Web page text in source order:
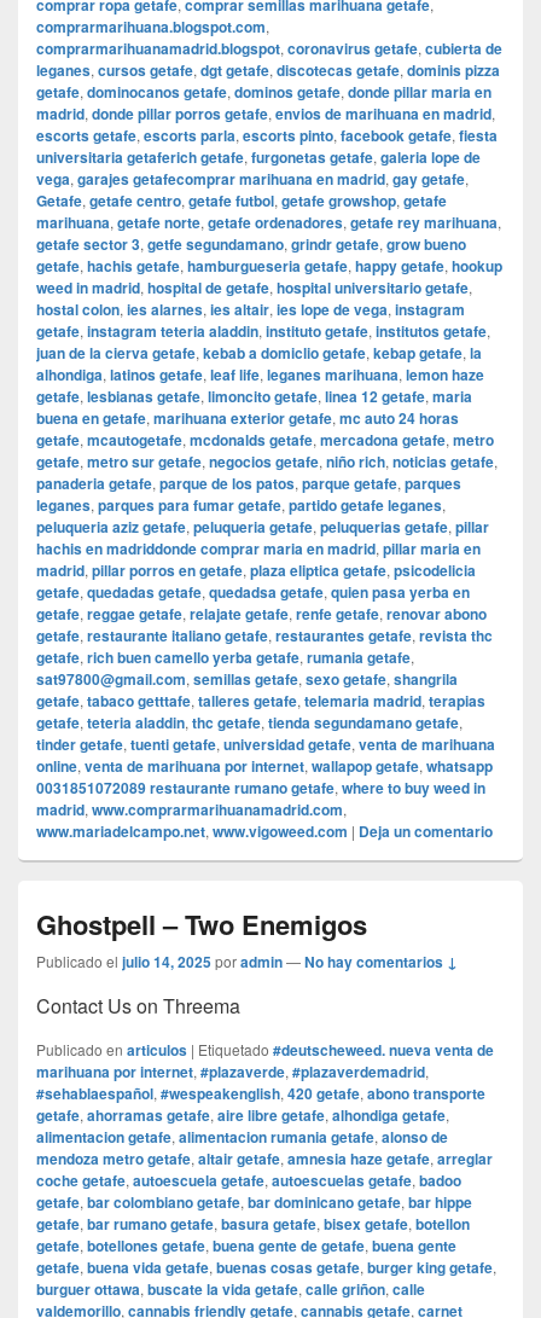
comprar ropa getafe, comprar semillas marihuana getafe,
comprarmarihuana.blogspot.com,
comprarmarihuanamadrid.blogspot, coronavirus getafe, cubierta de
leganes, cursos getafe, dgt getafe, discotecas getafe, dominis pizza
getafe, dominocanos getafe, dominos getafe, donde pillar maria en
madrid, donde pillar porros getafe, envios de marihuana en madrid,
escorts getafe, escorts parla, escorts pinto, facebook getafe, fiesta
universitaria getaferich getafe, furgonetas getafe, galeria lope de
vega, garajes getafecomprar marihuana en madrid, gay getafe,
Getafe, getafe centro, getafe futbol, getafe growshop, getafe
marihuana, getafe norte, getafe ordenadores, getafe rey marihuana,
getafe sector 3, getfe segundamano, grindr getafe, grow bueno
getafe, hachis getafe, hamburgueseria getafe, happy getafe, hookup
weed in madrid, hospital de getafe, hospital universitario getafe,
hostal colon, ies alarnes, ies altair, ies lope de vega, instagram
getafe, instagram teteria aladdin, instituto getafe, institutos getafe,
juan de la cierva getafe, kebab a domiclio getafe, kebap getafe, la
alhondiga, latinos getafe, leaf life, leganes marihuana, lemon haze
getafe, lesbianas getafe, limoncito getafe, linea 12 getafe, maria
buena en getafe, marihuana exterior getafe, mc auto 24 horas
getafe, mcautogetafe, mcdonalds getafe, mercadona getafe, metro
getafe, metro sur getafe, negocios getafe, niño rich, noticias getafe,
panaderia getafe, parque de los patos, parque getafe, parques
leganes, parques para fumar getafe, partido getafe leganes,
peluqueria aziz getafe, peluqueria getafe, peluquerias getafe, pillar
hachis en madriddonde comprar maria en madrid, pillar maria en
madrid, pillar porros en getafe, plaza eliptica getafe, psicodelicia
getafe, quedadas getafe, quedadsa getafe, quien pasa yerba en
getafe, reggae getafe, relajate getafe, renfe getafe, renovar abono
getafe, restaurante italiano getafe, restaurantes getafe, revista thc
getafe, rich buen camello yerba getafe, rumania getafe,
sat97800@gmail.com, semillas getafe, sexo getafe, shangrila
getafe, tabaco getttafe, talleres getafe, telemaria madrid, terapias
getafe, teteria aladdin, thc getafe, tienda segundamano getafe,
tinder getafe, tuenti getafe, universidad getafe, venta de marihuana
online, venta de marihuana por internet, wallapop getafe, whatsapp
0031851072089 restaurante rumano getafe, where to buy weed in
madrid, www.comprarmarihuanamadrid.com,
www.mariadelcampo.net, www.vigoweed.com | Deja un comentario
Ghostpell – Two Enemigos
Publicado el julio 14, 2025poradmin—No hay comentarios ↓
Contact Us on Threema
Publicado en articulos | Etiquetado #deutscheweed. nueva venta de
marihuana por internet, #plazaverde, #plazaverdemadrid,
#sehablaespañol, #wespeakenglish, 420 getafe, abono transporte
getafe, ahorramas getafe, aire libre getafe, alhondiga getafe,
alimentacion getafe, alimentacion rumania getafe, alonso de
mendoza metro getafe, altair getafe, amnesia haze getafe, arreglar
coche getafe, autoescuela getafe, autoescuelas getafe, badoo
getafe, bar colombiano getafe, bar dominicano getafe, bar hippe
getafe, bar rumano getafe, basura getafe, bisex getafe, botellon
getafe, botellones getafe, buena gente de getafe, buena gente
getafe, buena vida getafe, buenas cosas getafe, burger king getafe,
burguer ottawa, buscate la vida getafe, calle griñon, calle
valdemorillo, cannabis friendly getafe, cannabis getafe, carnet